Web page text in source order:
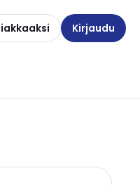
Kirjaudu